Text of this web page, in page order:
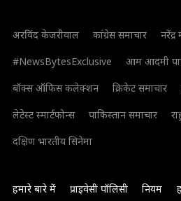
अरविंद केजरीवाल कांग्रेस समाचार नरेंद्र
#NewsBytesExclusive
आम आदमी
बॉक्स ऑफिस कलेक्शन
क्रिकेट समाचार
लेटेस्ट स्मार्टफोन्स
पाकिस्तान समाचार
दक्षिण भारतीय सिनेमा
हमारे बारे में प्राइवेसी पॉलिसी नियम